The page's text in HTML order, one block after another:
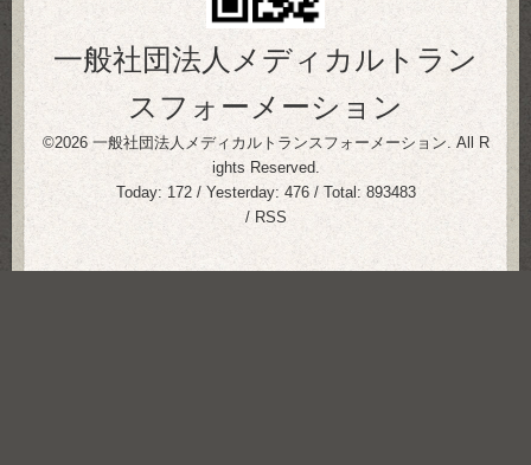
一般社団法人メディカルトラン
スフォーメーション
©2026 一般社団法人メディカルトランスフォーメーション. All R
ights Reserved.
Today: 172/ Yesterday: 476/ Total: 893483
/ RSS